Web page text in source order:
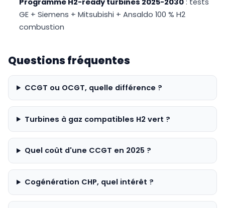
GE + Siemens + Mitsubishi + Ansaldo 100 % H2
combustion
Questions fréquentes
CCGT ou OCGT, quelle différence ?
Turbines à gaz compatibles H2 vert ?
Quel coût d'une CCGT en 2025 ?
Cogénération CHP, quel intérêt ?